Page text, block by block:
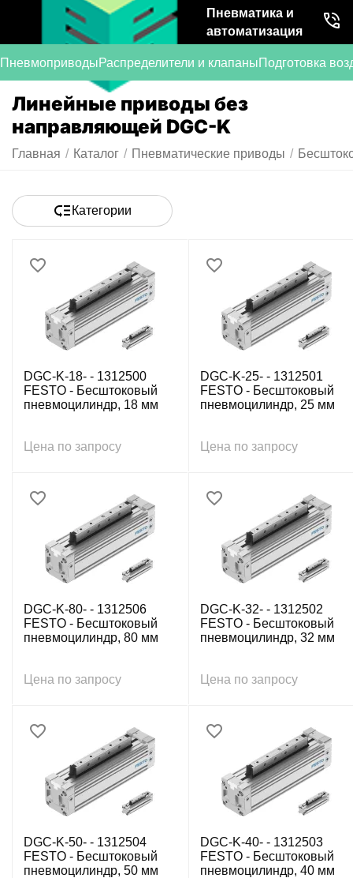
Пневматика и
автоматизация
ПневмоприводыРаспределители и клапаныПодготовка
Линейные приводы без
направляющей DGC-K
Главная / Каталог / Пневматические приводы /
Категории
DGC-K-18- - 1312500
FESTO - Бесштоковый
пневмоцилиндр, 18 мм
Цена по запросу
DGC-K-25- - 1312501
FESTO - Бесштоковый
пневмоцилиндр, 25 мм
Цена по запросу
DGC-K-80- - 1312506
FESTO - Бесштоковый
пневмоцилиндр, 80 мм
Цена по запросу
DGC-K-32- - 1312502
FESTO - Бесштоковый
пневмоцилиндр, 32 мм
Цена по запросу
DGC-K-50- - 1312504
FESTO - Бесштоковый
пневмоцилиндр, 50 мм
DGC-K-40- - 1312503
FESTO - Бесштоковый
пневмоцилиндр, 40 мм